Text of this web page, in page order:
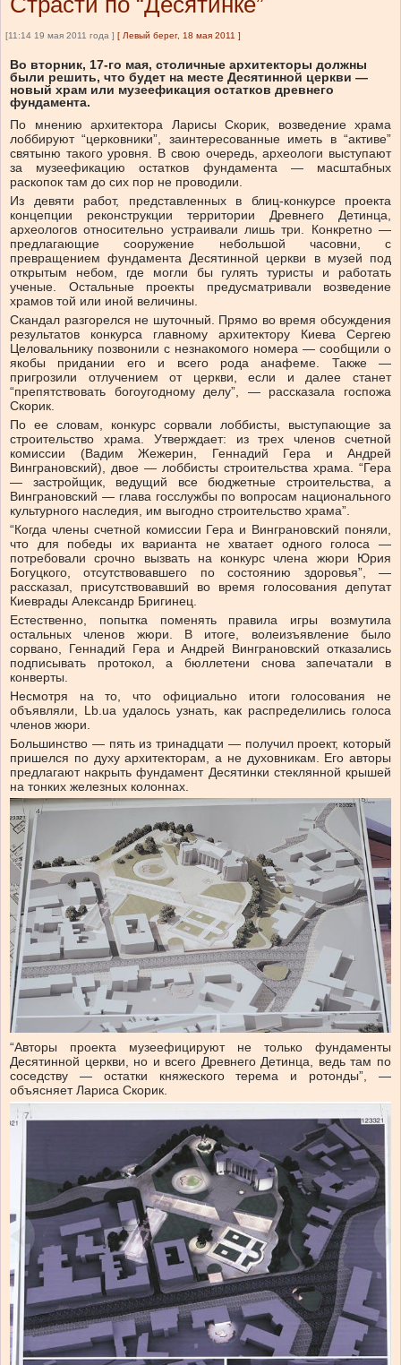
[11:14 19 мая 2011 года ] [ Левый берег, 18 мая 2011 ]
Во вторник, 17-го мая, столичные архитекторы должны
были решить, что будет на месте Десятинной церкви —
новый храм или музеефикация остатков древнего
фундамента.
По мнению архитектора Ларисы Скорик, возведение храма
лоббируют “церковники”, заинтересованные иметь в “активе”
святыню такого уровня. В свою очередь, археологи выступают
за музеефикацию остатков фундамента — масштабных
раскопок там до сих пор не проводили.
Из девяти работ, представленных в блиц-конкурсе проекта
концепции реконструкции территории Древнего Детинца,
археологов относительно устраивали лишь три. Конкретно —
предлагающие сооружение небольшой часовни, с
превращением фундамента Десятинной церкви в музей под
открытым небом, где могли бы гулять туристы и работать
ученые. Остальные проекты предусматривали возведение
храмов той или иной величины.
Скандал разгорелся не шуточный. Прямо во время обсуждения
результатов конкурса главному архитектору Киева Сергею
Целовальнику позвонили с незнакомого номера — сообщили о
якобы придании его и всего рода анафеме. Также —
пригрозили отлучением от церкви, если и далее станет
“препятствовать богоугодному делу”, — рассказала госпожа
Скорик.
По ее словам, конкурс сорвали лоббисты, выступающие за
строительство храма. Утверждает: из трех членов счетной
комиссии (Вадим Жежерин, Геннадий Гера и Андрей
Винграновский), двое — лоббисты строительства храма. “Гера
— застройщик, ведущий все бюджетные строительства, а
Винграновский — глава госслужбы по вопросам национального
культурного наследия, им выгодно строительство храма”.
“Когда члены счетной комиссии Гера и Винграновский поняли,
что для победы их варианта не хватает одного голоса —
потребовали срочно вызвать на конкурс члена жюри Юрия
Богуцкого, отсутствовавшего по состоянию здоровья”, —
рассказал, присутствовавший во время голосования депутат
Киеврады Александр Бригинец.
Естественно, попытка поменять правила игры возмутила
остальных членов жюри. В итоге, волеизъявление было
сорвано, Геннадий Гера и Андрей Винграновский отказались
подписывать протокол, а бюллетени снова запечатали в
конверты.
Несмотря на то, что официально итоги голосования не
объявляли, Lb.ua удалось узнать, как распределились голоса
членов жюри.
Большинство — пять из тринадцати — получил проект, который
пришелся по духу архитекторам, а не духовникам. Его авторы
предлагают накрыть фундамент Десятинки стеклянной крышей
на тонких железных колоннах.
“Авторы проекта музеефицируют не только фундаменты
Десятинной церкви, но и всего Древнего Детинца, ведь там по
соседству — остатки княжеского терема и ротонды”, —
объясняет Лариса Скорик.